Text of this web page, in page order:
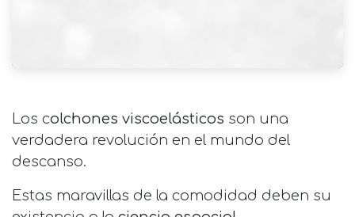
Los colchones viscoelásticos son una
verdadera revolución en el mundo del
descanso.
Estas maravillas de la comodidad deben su